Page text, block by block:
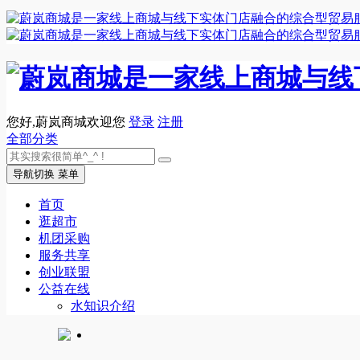
您好,蔚岚商城欢迎您 登录 注册
全部分类
导航切换 菜单
首页
逛超市
机团采购
服务共享
创业联盟
公益在线
水知识介绍